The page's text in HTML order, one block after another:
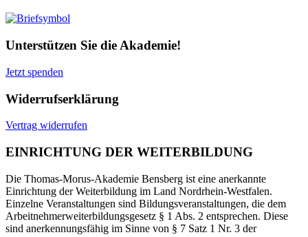
Unterstützen Sie die Akademie!
Jetzt spenden
Widerrufserklärung
Vertrag widerrufen
EINRICHTUNG DER WEITERBILDUNG
Die Thomas-Morus-Akademie Bensberg ist eine anerkannte
Einrichtung der Weiterbildung im Land Nordrhein-Westfalen.
Einzelne Veranstaltungen sind Bildungsveranstaltungen, die dem
Arbeitnehmerweiterbildungsgesetz § 1 Abs. 2 entsprechen. Diese
sind anerkennungsfähig im Sinne von § 7 Satz 1 Nr. 3 der